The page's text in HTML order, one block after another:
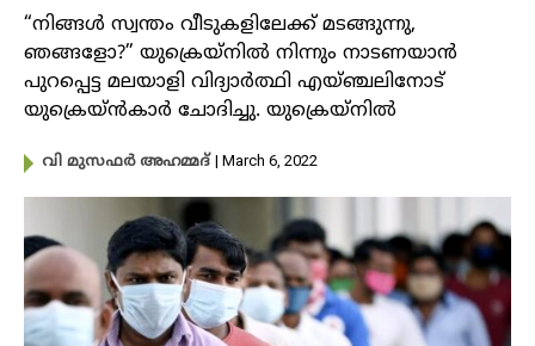
“നിങ്ങൾ സ്വന്തം വീടുകളിലേക്ക് മടങ്ങുന്നു,
ഞങ്ങളോ?” യുക്രെയ്നിൽ നിന്നും നാടണയാൻ
പുറപ്പെട്ട മലയാളി വിദ്യാർത്ഥി എയ്ഞ്ചലിനോട്
യുക്രെയ്ൻകാർ ചോദിച്ചു. യുക്രെയ്നിൽ
വി മുസഫർ അഹമ്മദ് | March 6, 2022